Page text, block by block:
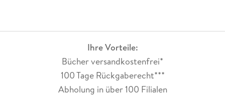
Ihre Vorteile:
Bücher versandkostenfrei*
100 Tage Rückgaberecht***
Abholung in über 100 Filialen